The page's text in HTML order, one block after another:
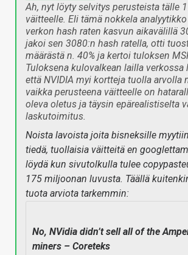
Ah, nyt löyty selvitys perusteista tälle
väitteelle. Eli tämä nokkela
verkon hash raten kasvun aikavälillä
jakoi sen 3080:n hash ratella, otti
määrästä n. 40% ja kertoi tuloksen
Tuloksena kulovalkean lailla verkossa
että NVIDIA myi kortteja tuolla arvolla
vaikka perusteena väitteelle on
oleva oletus ja täysin epärealistiselta
laskutoimitus.
Noista lavoista joita bisneksille
tiedä, tuollaisia väitteitä en
löydä kun sivutolkulla tulee
175 miljoonan luvusta. Täällä
tuota arviota tarkemmin:
No, NVidia didn’t sell all of the
miners – Coreteks